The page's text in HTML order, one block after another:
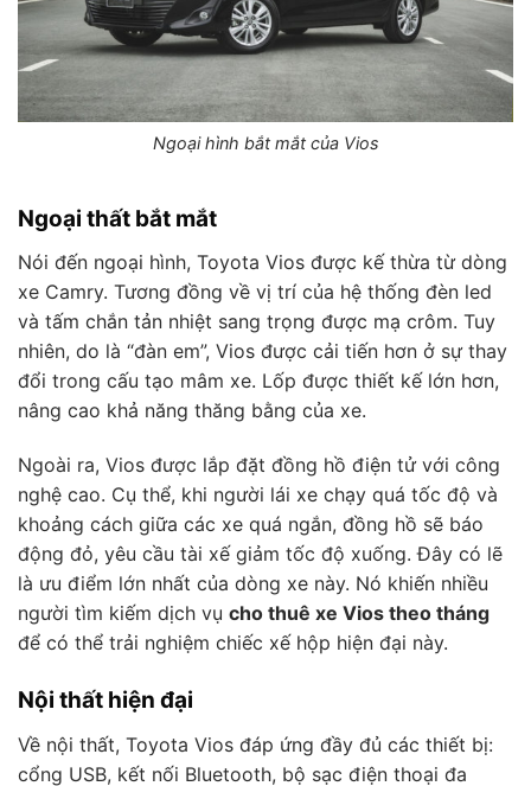
Ngoại hình bắt mắt của Vios
Ngoại thất bắt mắt
Nói đến ngoại hình, Toyota Vios được kế thừa từ dòng
xe Camry. Tương đồng về vị trí của hệ thống đèn led
và tấm chắn tản nhiệt sang trọng được mạ crôm. Tuy
nhiên, do là “đàn em”, Vios được cải tiến hơn ở sự thay
đổi trong cấu tạo mâm xe. Lốp được thiết kế lớn hơn,
nâng cao khả năng thăng bằng của xe.
Ngoài ra, Vios được lắp đặt đồng hồ điện tử với công
nghệ cao. Cụ thể, khi người lái xe chạy quá tốc độ và
khoảng cách giữa các xe quá ngắn, đồng hồ sẽ báo
động đỏ, yêu cầu tài xế giảm tốc độ xuống. Đây có lẽ
là ưu điểm lớn nhất của dòng xe này. Nó khiến nhiều
người tìm kiếm dịch vụ cho thuê xe Vios theo tháng
để có thể trải nghiệm chiếc xế hộp hiện đại này.
Nội thất hiện đại
Về nội thất, Toyota Vios đáp ứng đầy đủ các thiết bị:
cổng USB, kết nối Bluetooth, bộ sạc điện thoại đa